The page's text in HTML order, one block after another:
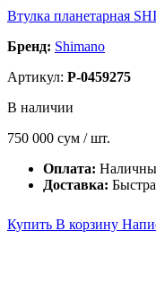
Втулка планетарная
Бренд: Shimano
Артикул: P-0459275
В наличии
750 000 сум / шт.
Оплата:
Доставка:
Купить В корзину